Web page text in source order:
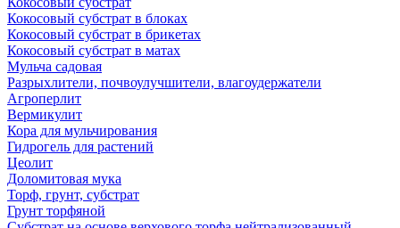
Кокосовый субстрат в блоках
Кокосовый субстрат в брикетах
Кокосовый субстрат в матах
Мульча садовая
Разрыхлители, почвоулучшители, влагоудержатели
Агроперлит
Вермикулит
Кора для мульчирования
Гидрогель для растений
Цеолит
Доломитовая мука
Торф, грунт, субстрат
Грунт торфяной